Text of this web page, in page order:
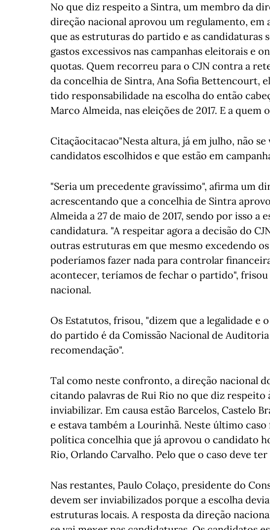
No que diz respeito a Sintra, um membro da
direção nacional aprovou um regulamento, em
que as estruturas do partido e as candidaturas
gastos excessivos nas campanhas eleitorais e
quotas. Quem recorreu para o CJN contra a
da concelhia de Sintra, Ana Sofia Bettencourt,
tido responsabilidade na escolha do então
Marco Almeida, nas eleições de 2017. E a quem
Citaçãocitacao"Nesta altura, já em julho, não
candidatos escolhidos e que estão em
"Seria um precedente gravíssimo", afirma um
acrescentando que a concelhia de Sintra
Almeida a 27 de maio de 2017, sendo por isso a
candidatura. "A respeitar agora a decisão do
outras estruturas em que mesmo excedendo
poderíamos fazer nada para controlar
acontecer, teríamos de fechar o partido",
nacional.
Os Estatutos, frisou, "dizem que a legalidade e
do partido é da Comissão Nacional de
recomendação".
Tal como neste confronto, a direção nacional
citando palavras de Rui Rio no que diz respeito
inviabilizar. Em causa estão Barcelos, Castelo
e estava também a Lourinhã. Neste último
política concelhia que já aprovou o candidato
Rio, Orlando Carvalho. Pelo que o caso deve
Nas restantes, Paulo Colaço, presidente do
devem ser inviabilizados porque a escolha
estruturas locais. A resposta da direção